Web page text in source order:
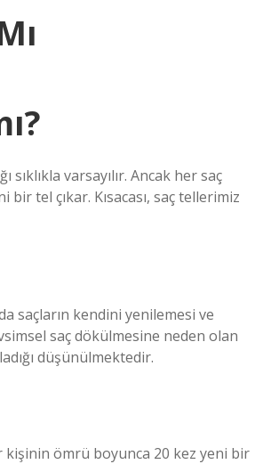
varsayılır. Ancak her saç
tel çıkar. Kısacası, saç tellerimiz
saçların kendini yenilemesi ve
saç dökülmesine neden olan
düşünülmektedir.
kişinin ömrü boyunca 20 kez yeni bir